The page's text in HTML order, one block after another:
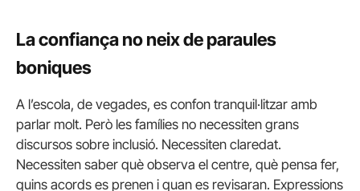
La confiança no neix de paraules
boniques
A l’escola, de vegades, es confon tranquil·litzar amb
parlar molt. Però les famílies no necessiten grans
discursos sobre inclusió. Necessiten claredat.
Necessiten saber què observa el centre, què pensa fer,
quins acords es prenen i quan es revisaran. Expressions